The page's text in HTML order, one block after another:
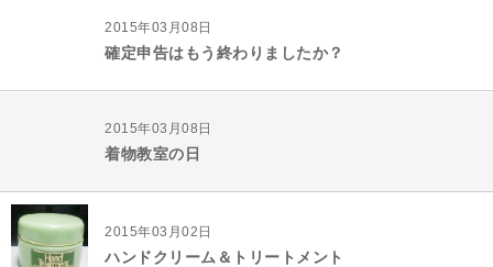
2015年03月08日
確定申告はもう終わりましたか？
2015年03月08日
着物教室の日
2015年03月02日
ハンドクリーム＆トリートメント